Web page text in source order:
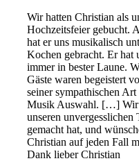
Wir hatten Christian als
Hochzeitsfeier gebucht.
hat er uns musikalisch
Kochen gebracht. Er hat
immer in bester Laune.
Gäste waren begeistert
seiner sympathischen
Musik Auswahl. […] Wir
unseren unvergesslichen
gemacht hat, und
Christian auf jeden Fall
Dank lieber Christian